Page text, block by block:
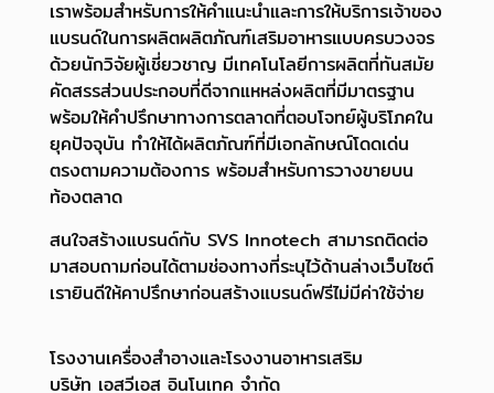
เราพร้อมสำหรับการให้คำแนะนำและการให้บริการเจ้าของ
แบรนด์ในการผลิตผลิตภัณฑ์เสริมอาหารแบบครบวงจร
ด้วยนักวิจัยผู้เชี่ยวชาญ มีเทคโนโลยีการผลิตที่ทันสมัย
คัดสรรส่วนประกอบที่ดีจากแหหล่งผลิตที่มีมาตรฐาน
พร้อมให้คำปรึกษาทางการตลาดที่ตอบโจทย์ผู้บริโภคใน
ยุคปัจจุบัน ทำให้ได้ผลิตภัณฑ์ที่มีเอกลักษณ์โดดเด่น
ตรงตามความต้องการ พร้อมสำหรับการวางขายบน
ท้องตลาด
สนใจสร้างแบรนด์กับ SVS Innotech สามารถติดต่อ
มาสอบถามก่อนได้ตามช่องทางที่ระบุไว้ด้านล่างเว็บไซต์
เรายินดีให้คาปรึกษาก่อนสร้างแบรนด์ฟรีไม่มีค่าใช้จ่าย
โรงงานเครื่องสำอางและโรงงานอาหารเสริม
บริษัท เอสวีเอส อินโนเทค จำกัด